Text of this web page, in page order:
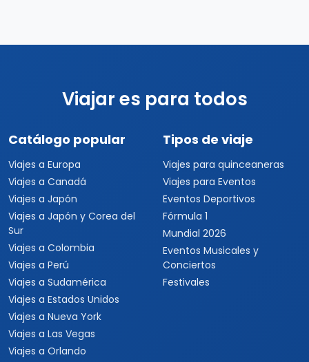
USD $6,799
Viajar es para todos
Catálogo popular
Viajes a Europa
Viajes a Canadá
Viajes a Japón
Viajes a Japón y Corea del
Sur
Viajes a Colombia
Tipos de viaje
Viajes para quinceaneras
Viajes para Eventos